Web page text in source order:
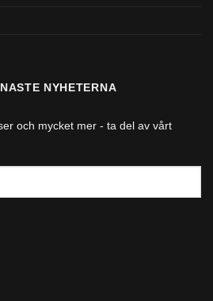
NYHETERNA
och mycket mer - ta del av vårt